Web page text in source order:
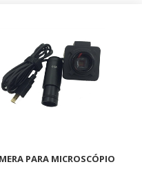
PARA MICROSCÓPIO